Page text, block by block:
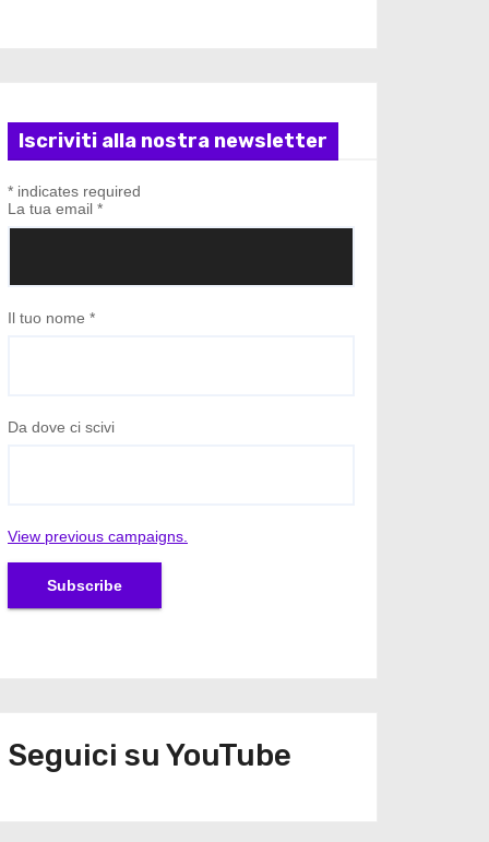
Iscriviti alla nostra newsletter
* indicates required
La tua email *
Il tuo nome *
Da dove ci scivi
View previous campaigns.
Seguici su YouTube